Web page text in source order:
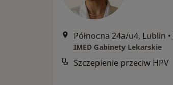
Północna 24a/u4, Lublin •
IMED Gabinety Lekarskie
Szczepienie przeciw HPV